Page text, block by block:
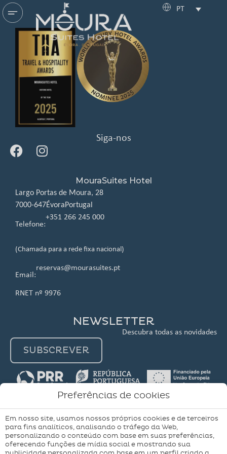
PT
Siga-nos
MouraSuites Hotel
Largo Portas de Moura, 28
7000-647ÉvoraPortugal
Telefone:
+351 266 245 000
(Chamada para a rede fixa nacional)
Email:
reservas@mourasuites.pt
RNET nº 9976
NEWSLETTER
Descubra todas as novidades
SUBSCREVER
Aviso Legal
Política de Cookies
Configuração de Cookies
A minha
reserva
Preferências de cookies
Em nosso site, usamos nossos próprios cookies e de terceiros
para fins analíticos, analisando o tráfego da Web,
personalizando o conteúdo com base em suas preferências,
oferecendo funções de mídia social e mostrando sua